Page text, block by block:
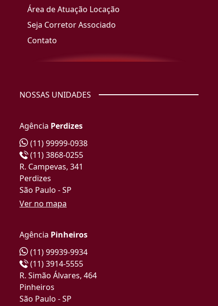
Área de Atuação Locação
Seja Corretor Associado
Contato
NOSSAS UNIDADES
Agência Perdizes
(11) 99999-0938
(11) 3868-0255
R. Campevas, 341
Perdizes
São Paulo - SP
Ver no mapa
Agência Pinheiros
(11) 99939-9934
(11) 3914-5555
R. Simão Álvares, 464
Pinheiros
São Paulo - SP